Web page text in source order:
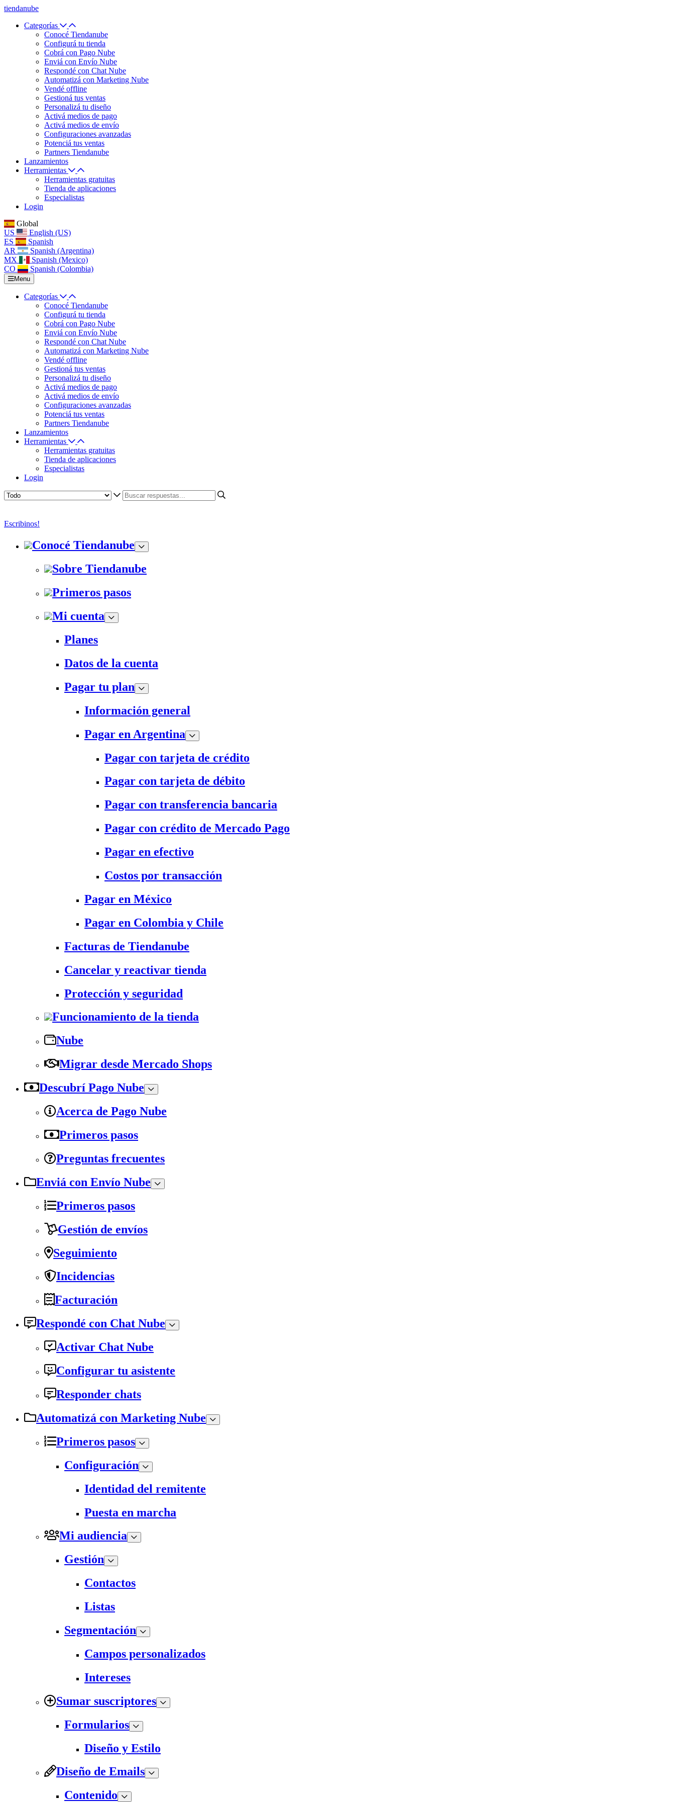
tiendanube
Categorías
Conocé Tiendanube
Configurá tu tienda
Cobrá con Pago Nube
Enviá con Envío Nube
Respondé con Chat Nube
Automatizá con Marketing Nube
Vendé offline
Gestioná tus ventas
Personalizá tu diseño
Activá medios de pago
Activá medios de envío
Configuraciones avanzadas
Potenciá tus ventas
Partners Tiendanube
Lanzamientos
Herramientas
Herramientas gratuitas
Tienda de aplicaciones
Especialistas
Login
Global
US
English (US)
ES
Spanish
AR
Spanish (Argentina)
MX
Spanish (Mexico)
CO
Spanish (Colombia)
Menu
Categorías
Conocé Tiendanube
Configurá tu tienda
Cobrá con Pago Nube
Enviá con Envío Nube
Respondé con Chat Nube
Automatizá con Marketing Nube
Vendé offline
Gestioná tus ventas
Personalizá tu diseño
Activá medios de pago
Activá medios de envío
Configuraciones avanzadas
Potenciá tus ventas
Partners Tiendanube
Lanzamientos
Herramientas
Herramientas gratuitas
Tienda de aplicaciones
Especialistas
Login
Escribinos!
Conocé Tiendanube
Sobre Tiendanube
Primeros pasos
Mi cuenta
Planes
Datos de la cuenta
Pagar tu plan
Información general
Pagar en Argentina
Pagar con tarjeta de crédito
Pagar con tarjeta de débito
Pagar con transferencia bancaria
Pagar con crédito de Mercado Pago
Pagar en efectivo
Costos por transacción
Pagar en México
Pagar en Colombia y Chile
Facturas de Tiendanube
Cancelar y reactivar tienda
Protección y seguridad
Funcionamiento de la tienda
Nube
Migrar desde Mercado Shops
Descubrí Pago Nube
Acerca de Pago Nube
Primeros pasos
Preguntas frecuentes
Enviá con Envío Nube
Primeros pasos
Gestión de envíos
Seguimiento
Incidencias
Facturación
Respondé con Chat Nube
Activar Chat Nube
Configurar tu asistente
Responder chats
Automatizá con Marketing Nube
Primeros pasos
Configuración
Identidad del remitente
Puesta en marcha
Mi audiencia
Gestión
Contactos
Listas
Segmentación
Campos personalizados
Intereses
Sumar suscriptores
Formularios
Diseño y Estilo
Diseño de Emails
Contenido